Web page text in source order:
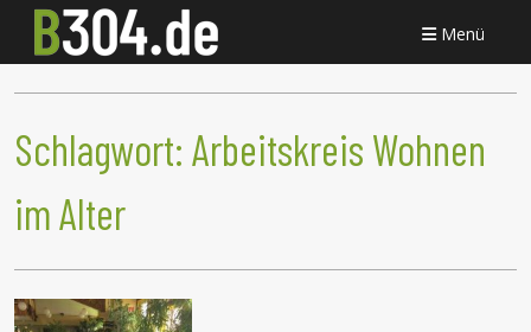
Menü
Schlagwort: Arbeitskreis Wohnen
im Alter